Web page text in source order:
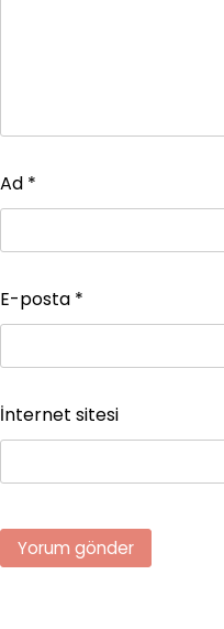
Ad *
E-posta *
İnternet sitesi